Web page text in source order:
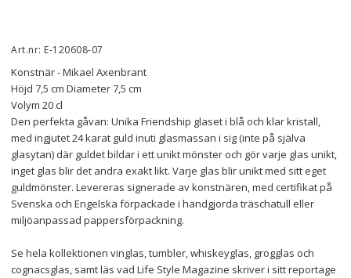
Art.nr: E-120608-07
Konstnär - Mikael Axenbrant
Höjd 7,5 cm Diameter 7,5 cm
Volym 20 cl
Den perfekta gåvan: Unika Friendship glaset i blå och klar kristall,
med ingjutet 24 karat guld inuti glasmassan i sig (inte på själva
glasytan) där guldet bildar i ett unikt mönster och gör varje glas unikt,
inget glas blir det andra exakt likt. Varje glas blir unikt med sitt eget
guldmönster. Levereras signerade av konstnären, med certifikat på
Svenska och Engelska förpackade i handgjorda träschatull eller
miljöanpassad pappersförpackning.
Se hela kollektionen vinglas, tumbler, whiskeyglas, grogglas och
cognacsglas, samt läs vad Life Style Magazine skriver i sitt reportage